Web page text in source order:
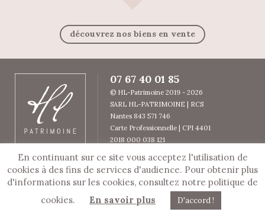
découvrez nos biens en vente
07 67 40 01 85
© HL-Patrimoine 2019 - 2026
SARL HL-PATRIMOINE | RCS
Nantes 843 571 746
Carte Professionnelle | CPI 4401
2018 000 038 121
© Copyright HL Patrimoine
En cours d'optimisation SEO par BEE
COMPANY,Agence de
communication digitale
En continuant sur ce site vous acceptez l'utilisation de
cookies à des fins de services d'audience. Pour obtenir plus
d'informations sur les cookies, consultez notre politique de
cookies.
En savoir plus D'accord !